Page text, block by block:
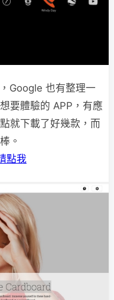
Google 也有整理一
要體驗的 APP，有應
就下載了好幾款，而
。
點我